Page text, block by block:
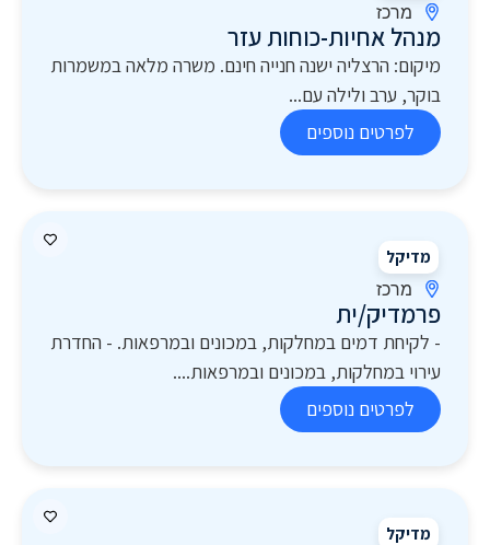
מרכז
מנהל אחיות-כוחות עזר
מיקום: הרצליה ישנה חנייה חינם. משרה מלאה במשמרות
בוקר, ערב ולילה עם...
לפרטים נוספים
מדיקל
מרכז
פרמדיק/ית
- לקיחת דמים במחלקות, במכונים ובמרפאות. - החדרת
עירוי במחלקות, במכונים ובמרפאות....
לפרטים נוספים
מדיקל